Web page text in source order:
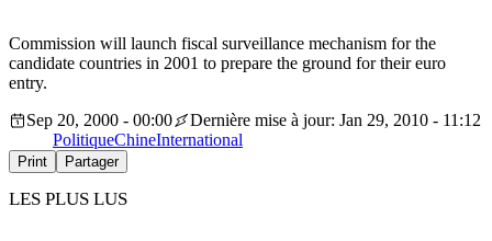
Commission will launch fiscal surveillance mechanism for the
candidate countries in 2001 to prepare the ground for their euro
entry.
Sep 20, 2000 - 00:00
Dernière mise à jour: Jan 29, 2010 - 11:12
PolitiqueChineInternational
Print Partager
LES PLUS LUS